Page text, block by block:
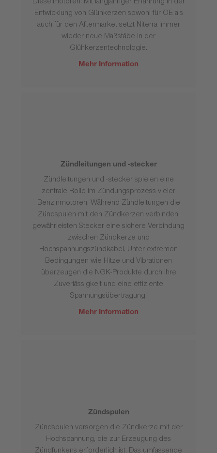
Dieselmotoren. Mit langjähriger Erfahrung in der
Entwicklung von Glühkerzen sowohl für OE als
auch für den Aftermarket setzt Niterra immer
wieder neue Maßstäbe in der
Glühkerzentechnologie.
Mehr Information
Zündleitungen und -stecker
Zündleitungen und -stecker spielen eine
zentrale Rolle im Zündungsprozess vieler
Benzinmotoren. Während Zündleitungen die
Zündspulen mit den Zündkerzen verbinden,
gewährleisten Stecker eine sichere Verbindung
zwischen Zündkerze und
Hochspannungszündkabel. Unter extremen
Bedingungen wie Hitze und Vibrationen
überzeugen die NGK-Produkte durch ihre
Zuverlässigkeit und eine effiziente
Spannungsübertragung.
Mehr Information
Zündspulen
Zündspulen versorgen die Zündkerze mit der
Hochspannung, die zur Erzeugung des
Zündfunkens erforderlich ist. Das umfassende